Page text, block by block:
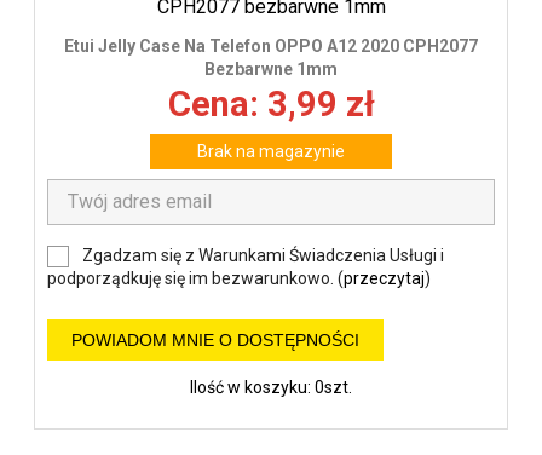
Etui Jelly Case Na Telefon OPPO A12 2020 CPH2077
Bezbarwne 1mm
Cena: 3,99 zł
Brak na magazynie
Zgadzam się z Warunkami Świadczenia Usługi i
podporządkuję się im bezwarunkowo. (przeczytaj)
POWIADOM MNIE O DOSTĘPNOŚCI
Ilość w koszyku: 0szt.